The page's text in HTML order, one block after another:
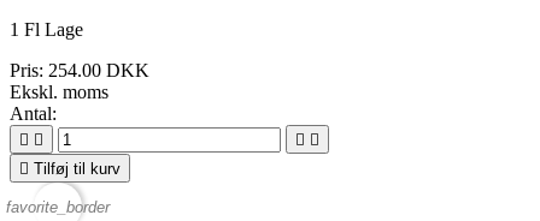
1 Fl Lage
Pris: 254.00 DKK
Ekskl. moms
Antal:
   
 Tilføj til kurv
favorite_border